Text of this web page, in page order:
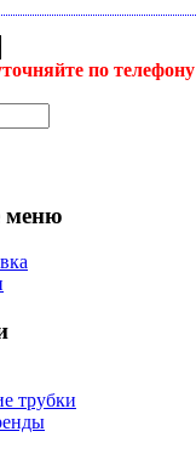
по телефону
меню
трубки